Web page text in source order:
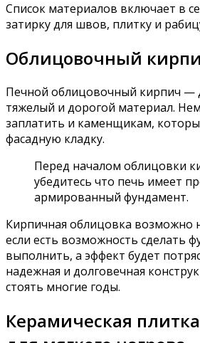
Список материалов включает в
затирку для швов, плитку и
Облицовочный
Печной облицовочный кирпич —
тяжелый и дорогой материал.
заплатить и каменщикам,
фасадную кладку.
Перед началом облицовки
убедитесь что печь имеет
армированный фундамент.
Кирпичная облицовка возможно
если есть возможность сделать
выполнить, а эффект будет
надежная и долговечная
стоять многие годы.
Керамическая